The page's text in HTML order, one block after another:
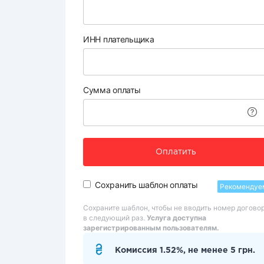
ИНН плательщика
Сумма оплаты
Оплатить
Сохранить шаблон оплаты
Сохраните шаблон, чтобы не вводить номер
в следующий раз. Услуга доступна
зарегистрированным пользователям.
Комиссия 1.52%, не менее 5 грн.